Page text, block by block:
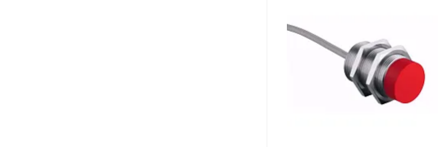
Купить в 1 клик
В избранное
Наличие
уточняйте